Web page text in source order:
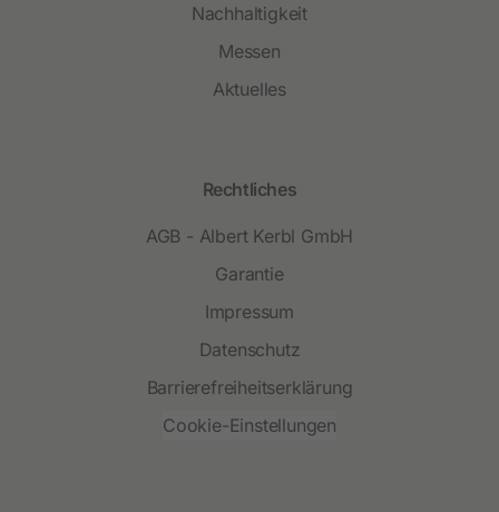
Nachhaltigkeit
Messen
Aktuelles
Rechtliches
AGB - Albert Kerbl GmbH
Garantie
Impressum
Datenschutz
Barrierefreiheitserklärung
Cookie-Einstellungen